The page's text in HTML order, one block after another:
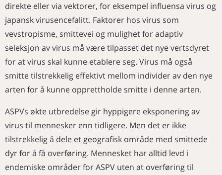
direkte eller via vektorer, for eksempel influensa virus og
japansk virusencefalitt. Faktorer hos virus som
vevstropisme, smittevei og mulighet for adaptiv
seleksjon av virus må være tilpasset det nye vertsdyret
for at virus skal kunne etablere seg. Virus må også
smitte tilstrekkelig effektivt mellom individer av den nye
arten for å kunne opprettholde smitte i denne arten.
ASPVs økte utbredelse gir hyppigere eksponering av
virus til mennesker enn tidligere. Men det er ikke
tilstrekkelig å dele et geografisk område med smittede
dyr for å få overføring. Mennesket har alltid levd i
endemiske områder for ASPV uten at overføring til